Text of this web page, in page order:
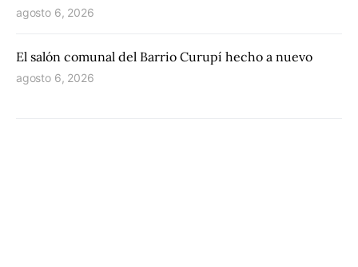
agosto 6, 2026
El salón comunal del Barrio Curupí hecho a nuevo
agosto 6, 2026